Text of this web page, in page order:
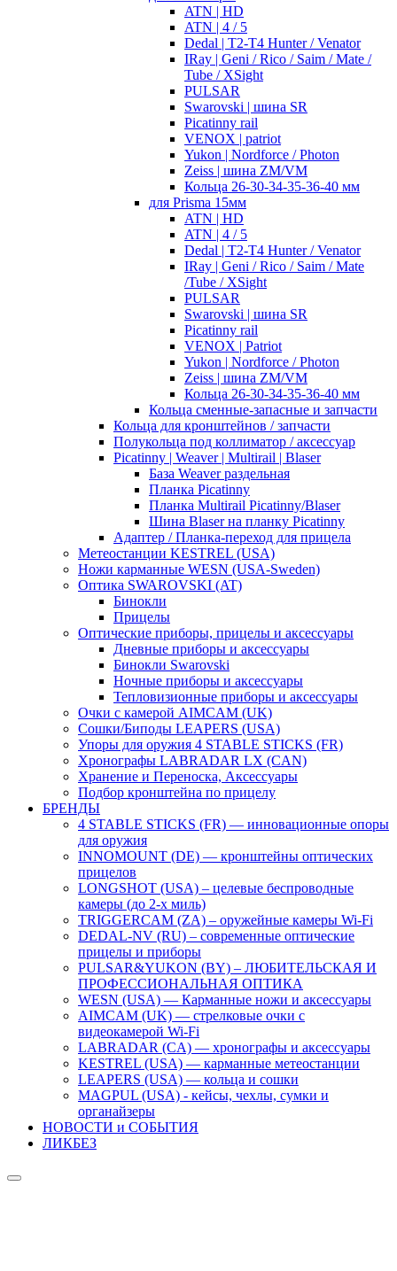
ATN | HD
ATN | 4 / 5
Dedal | T2-T4 Hunter / Venator
IRay | Geni / Rico / Saim / Mate /
Tube / XSight
PULSAR
Swarovski | шина SR
Picatinny rail
VENOX | patriot
Yukon | Nordforce / Photon
Zeiss | шина ZM/VM
Кольца 26-30-34-35-36-40 мм
для Prisma 15мм
ATN | HD
ATN | 4 / 5
Dedal | T2-T4 Hunter / Venator
IRay | Geni / Rico / Saim / Mate
/Tube / XSight
PULSAR
Swarovski | шина SR
Picatinny rail
VENOX | Patriot
Yukon | Nordforce / Photon
Zeiss | шина ZM/VM
Кольца 26-30-34-35-36-40 мм
Кольца сменные-запасные и запчасти
Кольца для кронштейнов / запчасти
Полукольца под коллиматор / аксессуар
Picatinny | Weaver | Multirail | Blaser
База Weaver раздельная
Планка Picatinny
Планка Multirail Picatinny/Blaser
Шина Blaser на планку Picatinny
Адаптер / Планка-переход для прицела
Метеостанции KESTREL (USA)
Ножи карманные WESN (USA-Sweden)
Оптика SWAROVSKI (AT)
Бинокли
Прицелы
Оптические приборы, прицелы и аксессуары
Дневные приборы и аксессуары
Бинокли Swarovski
Ночные приборы и аксессуары
Тепловизионные приборы и аксессуары
Очки с камерой AIMCAM (UK)
Сошки/Биподы LEAPERS (USA)
Упоры для оружия 4 STABLE STICKS (FR)
Хронографы LABRADAR LX (CAN)
Хранение и Переноска, Аксессуары
Подбор кронштейна по прицелу
БРЕНДЫ
4 STABLE STICKS (FR) — инновационные опоры
для оружия
INNOMOUNT (DE) — кронштейны оптических
прицелов
LONGSHOT (USA) – целевые беспроводные
камеры (до 2-х миль)
TRIGGERCAM (ZA) – оружейные камеры Wi-Fi
DEDAL-NV (RU) – современные оптические
прицелы и приборы
PULSAR&YUKON (BY) – ЛЮБИТЕЛЬСКАЯ И
ПРОФЕССИОНАЛЬНАЯ ОПТИКА
WESN (USA) — Карманные ножи и аксессуары
AIMCAM (UK) — стрелковые очки с
видеокамерой Wi-Fi
LABRADAR (CA) — хронографы и аксессуары
KESTREL (USA) — карманные метеостанции
LEAPERS (USA) — кольца и сошки
MAGPUL (USA) - кейсы, чехлы, сумки и
органайзеры
НОВОСТИ и СОБЫТИЯ
ЛИКБЕЗ